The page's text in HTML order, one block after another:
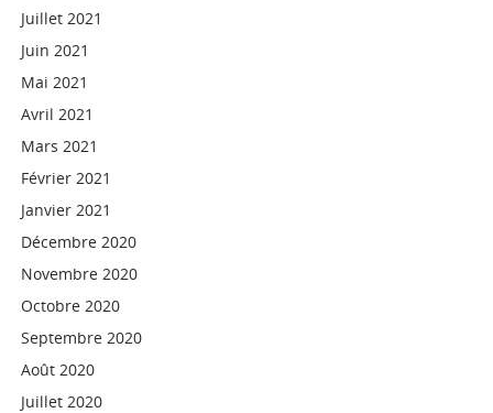
Juillet 2021
Juin 2021
Mai 2021
Avril 2021
Mars 2021
Février 2021
Janvier 2021
Décembre 2020
Novembre 2020
Octobre 2020
Septembre 2020
Août 2020
Juillet 2020